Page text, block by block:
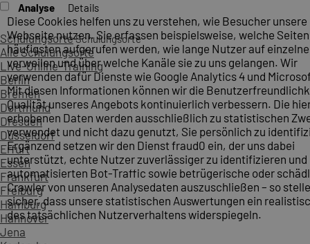
SchulungsorteSchulungsorte
Alle Schulungsorte
Live-Online-Training
Berlin
Bremen
Dortmund
Dresden
Düsseldorf
Erfurt
Essen
Frankfurt
Freiburg
Hamburg
Hannover
Jena
Analyse Details
Diese Cookies helfen uns zu verstehen, wie Besucher unsere
Webseite nutzen. Sie erfassen beispielsweise, welche
häufigsten aufgerufen werden, wie lange Nutzer auf
verweilen und über welche Kanäle sie zu uns gelangen. Wir
verwenden dafür Dienste wie Google Analytics 4 und
Mit diesen Informationen können wir die
Qualität unseres Angebots kontinuierlich verbessern. Die
erhobenen Daten werden ausschließlich zu statistischen
verwendet und nicht dazu genutzt, Sie persönlich zu
Ergänzend setzen wir den Dienst fraud0 ein, der uns dabei
unterstützt, echte Nutzer zuverlässiger zu identifizieren und
automatisierten Bot-Traffic sowie betrügerische oder
Crawler von unseren Analysedaten auszuschließen – so
sicher, dass unsere statistischen Auswertungen ein
des tatsächlichen Nutzerverhaltens widerspiegeln.